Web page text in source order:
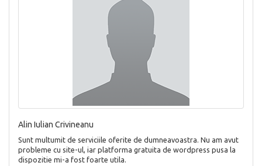
Alin Iulian Crivineanu
Sunt multumit de serviciile oferite de dumneavoastra. Nu am avut
probleme cu site-ul, iar platforma gratuita de wordpress pusa la
dispozitie mi-a fost foarte utila.